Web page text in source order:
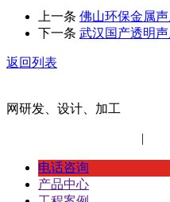
上一条 佛山环保金属
下一条 武汉国产透明
返回列表
网研发、设计、加工
|
电话咨询
产品中心